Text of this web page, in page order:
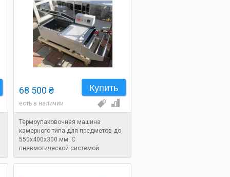
Купить
68 500 ₴
есть в наличии
Термоупаковочная машина
камерного типа для предметов до
550х400х300 мм. С
пневмотической системой
прижимания крышки. Мощность: 3,8
кВт.